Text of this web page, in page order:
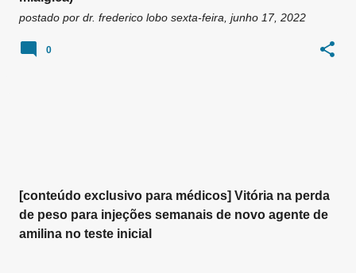
postado por dr. frederico lobo sexta-feira, junho 17, 2022
0
[conteúdo exclusivo para médicos] Vitória na perda
de peso para injeções semanais de novo agente de
amilina no teste inicial